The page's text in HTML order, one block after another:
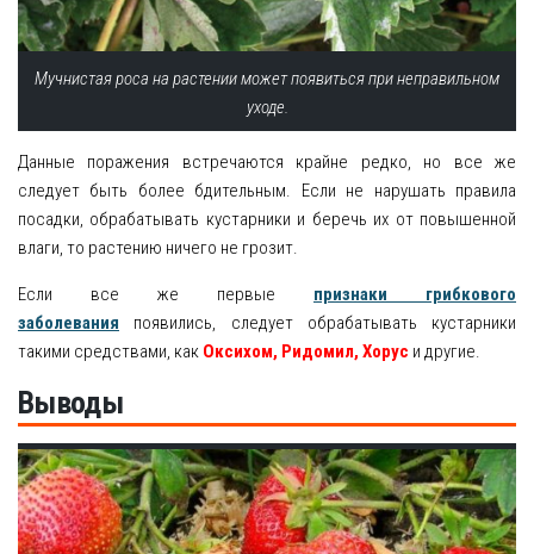
Мучнистая роса на растении может появиться при неправильном
уходе.
Данные поражения встречаются крайне редко, но все же
следует быть более бдительным. Если не нарушать правила
посадки, обрабатывать кустарники и беречь их от повышенной
влаги, то растению ничего не грозит.
Если все же первые признаки грибкового
заболевания появились, следует обрабатывать кустарники
такими средствами, как Оксихом, Ридомил, Хорус и другие.
Выводы